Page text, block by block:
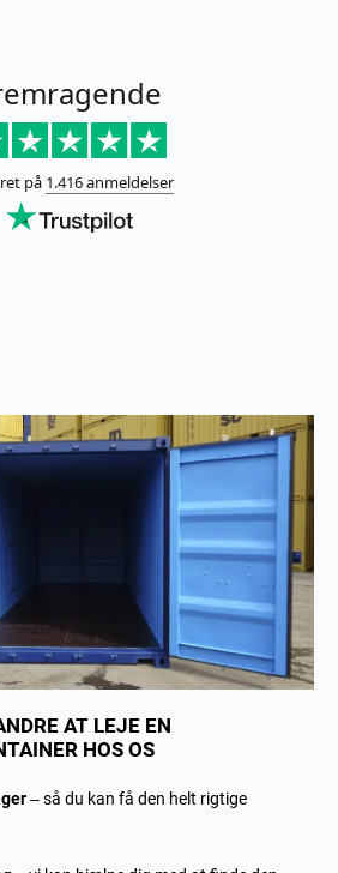
AT LEJE EN
HOS OS
– så du kan få den helt rigtige